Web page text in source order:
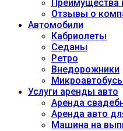
Преимущества
Отзывы о
Автомобили
Кабриолеты
Седаны
Ретро
Внедорожники
Услуги аренды авто
Аренда
Аренда авто
Машина на